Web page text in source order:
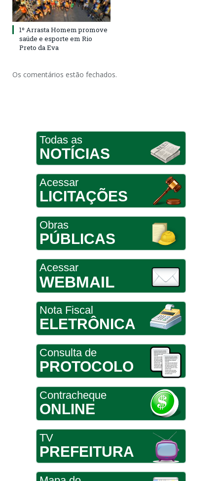
1º Arrasta Homem promove
saúde e esporte em Rio
Preto da Eva
Os comentários estão fechados.
Todas as
NOTÍCIAS
Acessar
LICITAÇÕES
Obras
PÚBLICAS
Acessar
WEBMAIL
Nota Fiscal
ELETRÔNICA
Consulta de
PROTOCOLO
Contracheque
ONLINE
TV
PREFEITURA